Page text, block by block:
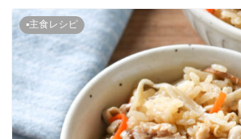
▪主食レシピ